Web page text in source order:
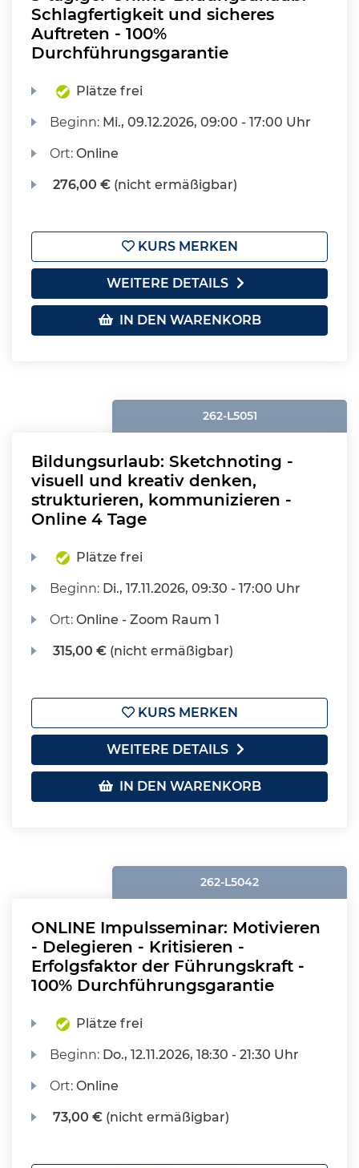
Schlagfertigkeit und sicheres
Auftreten - 100%
Durchführungsgarantie
Plätze frei
Beginn: Mi., 09.12.2026, 09:00 - 17:00 Uhr
Ort:Online
276,00 € (nicht ermäßigbar)
KURS MERKEN
WEITERE DETAILS
IN DEN WARENKORB
262-L5051
Bildungsurlaub: Sketchnoting -
visuell und kreativ denken,
strukturieren, kommunizieren -
Online 4 Tage
Plätze frei
Beginn: Di., 17.11.2026, 09:30 - 17:00 Uhr
Ort:Online - Zoom Raum 1
315,00 € (nicht ermäßigbar)
KURS MERKEN
WEITERE DETAILS
IN DEN WARENKORB
262-L5042
ONLINE Impulsseminar: Motivieren
- Delegieren - Kritisieren -
Erfolgsfaktor der Führungskraft -
100% Durchführungsgarantie
Plätze frei
Beginn: Do., 12.11.2026, 18:30 - 21:30 Uhr
Ort:Online
73,00 € (nicht ermäßigbar)